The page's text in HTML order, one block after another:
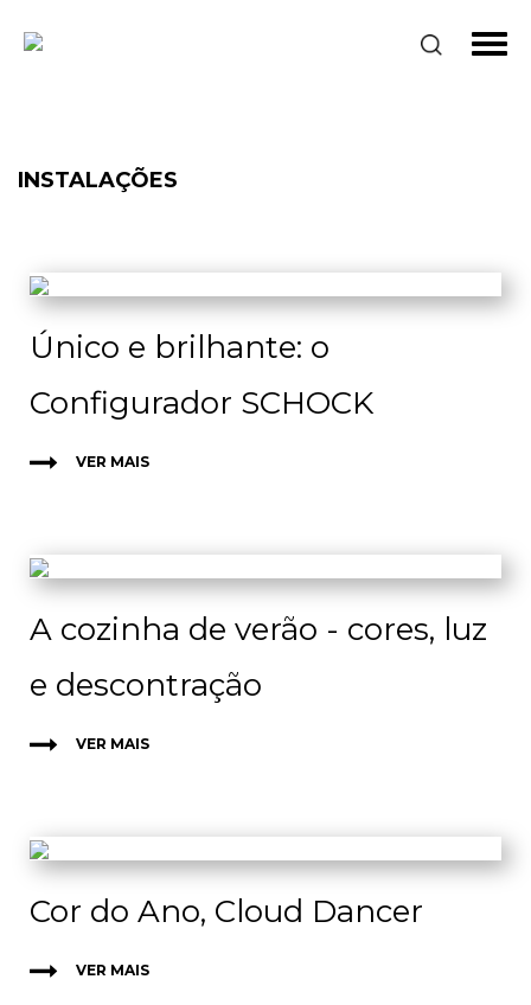
INSTALAÇÕES
Único e brilhante: o
Configurador SCHOCK
VER MAIS
A cozinha de verão - cores, luz
e descontração
VER MAIS
Cor do Ano, Cloud Dancer
VER MAIS